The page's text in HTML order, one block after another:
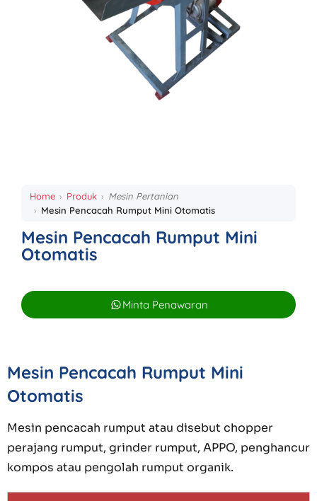
Home Produk
Mesin Pertanian
Mesin Pencacah Rumput Mini Otomatis
Mesin Pencacah Rumput Mini
Otomatis
Minta Penawaran
Mesin Pencacah Rumput Mini
Otomatis
Mesin pencacah rumput atau disebut chopper
perajang rumput, grinder rumput, APPO, penghancur
kompos atau pengolah rumput organik.